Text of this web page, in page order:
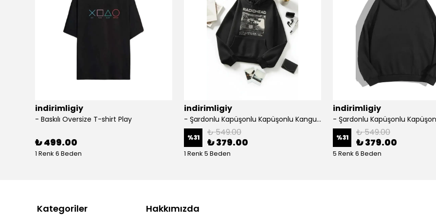
indirimligiy
- Baskılı Oversize T-shirt Play
₺ 499.00
1 Renk 6 Beden
indirimligiy
- Şardonlu Kapüşonlu Kapüşonlu Kanguru Cep Oversize Lastik Paça Sweatshirt Takimi
%31 ₺ 549.00
₺ 379.00
1 Renk 5 Beden
indirimligiy
%31 ₺ 549.00
₺ 379.00
5 Renk 6 Beden
Kategoriler Hakkımızda